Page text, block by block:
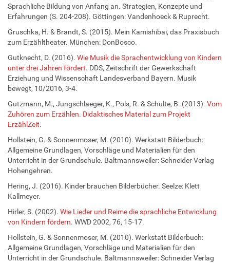
Sprachliche Bildung von Anfang an. Strategien, Konzepte und
Erfahrungen (S. 204-208). Göttingen: Vandenhoeck & Ruprecht.
Gruschka, H. & Brandt, S. (2015). Mein Kamishibai, das Praxisbuch
zum Erzähltheater. München: DonBosco.
Gutknecht, D. (2016). Wie Musik die Sprachentwicklung von Kindern
unter drei Jahren fördert. DDS, Zeitschrift der Gewerkschaft
Erziehung und Wissenschaft Landesverband Bayern. Musik
bewegt, 10/2016, 3-4.
Gutzmann, M., Jungschlaeger, K., Pols, R. & Schulte, B. (2013). Vom
Zuhören zum Erzählen. Didaktisches Material zum Projekt
ErzählZeit.
Hollstein, G. & Sonnenmoser, M. (2010). Werkstatt Bilderbuch:
Allgemeine Grundlagen, Vorschläge und Materialien für den
Unterricht in der Grundschule. Baltmannsweiler: Schneider Verlag
Hohengehren.
Hering, J. (2016). Kinder brauchen Bilderbücher. Seelze: Klett
Kallmeyer.
Hirler, S. (2002). Wie Lieder und Reime die sprachliche Entwicklung
von Kindern fördern. WWD 2002, 76, 15-17.
Hollstein, G. & Sonnenmoser, M. (2010). Werkstatt Bilderbuch:
Allgemeine Grundlagen, Vorschläge und Materialien für den
Unterricht in der Grundschule. Baltmannsweiler: Schneider Verlag